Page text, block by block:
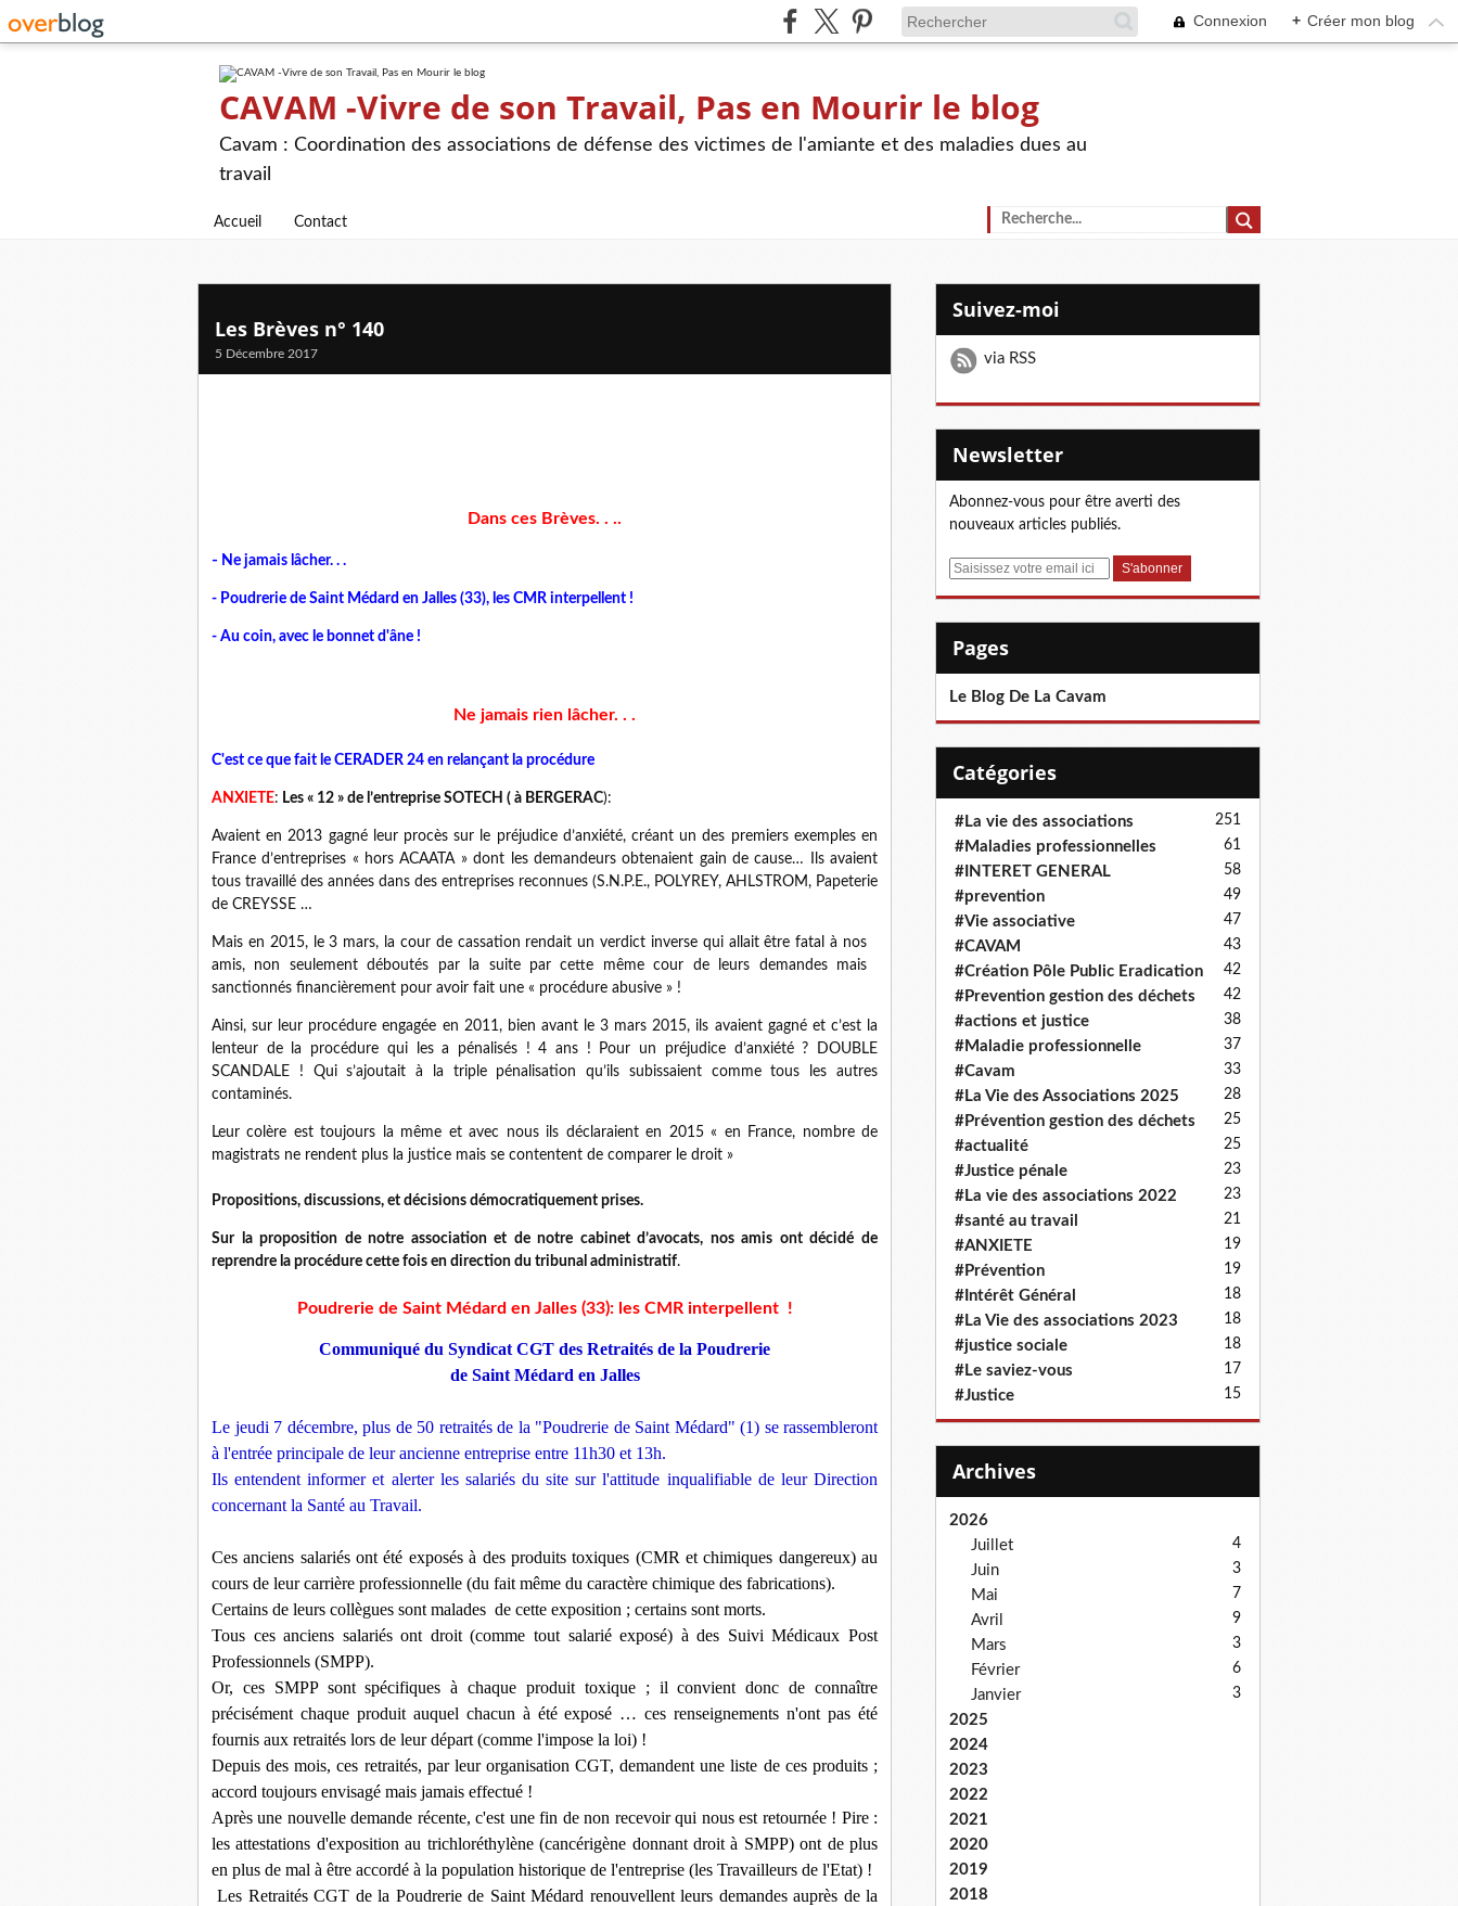
Connexion + Créer mon blog
CAVAM -Vivre de son Travail, Pas en Mourir le blog
Cavam : Coordination des associations de défense des victimes de l'amiante et des maladies dues au
travail
Accueil Contact
Les Brèves n° 140
5 Décembre 2017
Dans ces Brèves. . ..
- Ne jamais lâcher. . .
- Poudrerie de Saint Médard en Jalles (33), les CMR interpellent !
- Au coin, avec le bonnet d'âne !
Ne jamais rien lâcher. . .
C'est ce que fait le CERADER 24 en relançant la procédure
ANXIETE: Les « 12 » de l’entreprise SOTECH ( à BERGERAC):
Avaient en 2013 gagné leur procès sur le préjudice d’anxiété, créant un des premiers exemples en
France d’entreprises « hors ACAATA » dont les demandeurs obtenaient gain de cause… Ils avaient
tous travaillé des années dans des entreprises reconnues (S.N.P.E., POLYREY, AHLSTROM, Papeterie
de CREYSSE …
Mais en 2015, le 3 mars, la cour de cassation rendait un verdict inverse qui allait être fatal à nos
amis, non seulement déboutés par la suite par cette même cour de leurs demandes mais
sanctionnés financièrement pour avoir fait une « procédure abusive » !
Ainsi, sur leur procédure engagée en 2011, bien avant le 3 mars 2015, ils avaient gagné et c’est la
lenteur de la procédure qui les a pénalisés ! 4 ans ! Pour un préjudice d’anxiété ? DOUBLE
SCANDALE ! Qui s’ajoutait à la triple pénalisation qu’ils subissaient comme tous les autres
contaminés.
Leur colère est toujours la même et avec nous ils déclaraient en 2015 « en France, nombre de
magistrats ne rendent plus la justice mais se contentent de comparer le droit »
Propositions, discussions, et décisions démocratiquement prises.
Sur la proposition de notre association et de notre cabinet d’avocats, nos amis ont décidé de
reprendre la procédure cette fois en direction du tribunal administratif.
Poudrerie de Saint Médard en Jalles (33): les CMR interpellent !
Communiqué du Syndicat CGT des Retraités de la Poudrerie
de Saint Médard en Jalles
Le jeudi 7 décembre, plus de 50 retraités de la "Poudrerie de Saint Médard" (1) se rassembleront
à l'entrée principale de leur ancienne entreprise entre 11h30 et 13h.
Ils entendent informer et alerter les salariés du site sur l'attitude inqualifiable de leur Direction
concernant la Santé au Travail.
Ces anciens salariés ont été exposés à des produits toxiques (CMR et chimiques dangereux) au
cours de leur carrière professionnelle (du fait même du caractère chimique des fabrications).
Certains de leurs collègues sont malades de cette exposition ; certains sont morts.
Tous ces anciens salariés ont droit (comme tout salarié exposé) à des Suivi Médicaux Post
Professionnels (SMPP).
Or, ces SMPP sont spécifiques à chaque produit toxique ; il convient donc de connaître
précisément chaque produit auquel chacun à été exposé … ces renseignements n'ont pas été
fournis aux retraités lors de leur départ (comme l'impose la loi) !
Depuis des mois, ces retraités, par leur organisation CGT, demandent une liste de ces produits ;
accord toujours envisagé mais jamais effectué !
Après une nouvelle demande récente, c'est une fin de non recevoir qui nous est retournée ! Pire :
les attestations d'exposition au trichloréthylène (cancérigène donnant droit à SMPP) ont de plus
en plus de mal à être accordé à la population historique de l'entreprise (les Travailleurs de l'Etat) !
Les Retraités CGT de la Poudrerie de Saint Médard renouvellent leurs demandes auprès de la
Suivez-moi
via RSS
Newsletter
Abonnez-vous pour être averti des
nouveaux articles publiés.
E
Pages
Le Blog De La Cavam
Catégories
#La vie des associations 251
#Maladies professionnelles 61
#INTERET GENERAL 58
#prevention 49
#Vie associative 47
#CAVAM 43
#Création Pôle Public Eradication 42
#Prevention gestion des déchets 42
#actions et justice 38
#Maladie professionnelle 37
#Cavam 33
#La Vie des Associations 2025 28
#Prévention gestion des déchets 25
#actualité 25
#Justice pénale 23
#La vie des associations 2022 23
#santé au travail 21
#ANXIETE 19
#Prévention 19
#Intérêt Général 18
#La Vie des associations 2023 18
#justice sociale 18
#Le saviez-vous 17
#Justice 15
Archives
2026
Juillet
4
Juin 3
Mai 7
Avril 9
Mars 3
Février 6
Janvier 3
2025
2024
2023
2022
2021
2020
2019
2018